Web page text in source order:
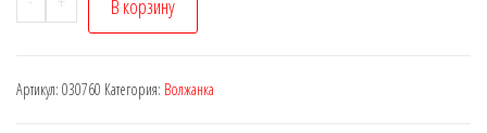
товара
"Волжанка
В корзину
Артикул: 030760 Категория: Волжанка